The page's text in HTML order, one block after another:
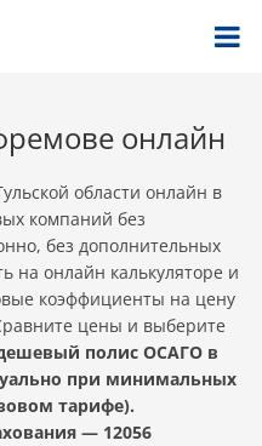
онлайн
области онлайн в
компаний без
без дополнительных
на онлайн калькуляторе и
коэффициенты на цену
цены и выберите
полис ОСАГО в
при минимальных
тарифе).
— 12056